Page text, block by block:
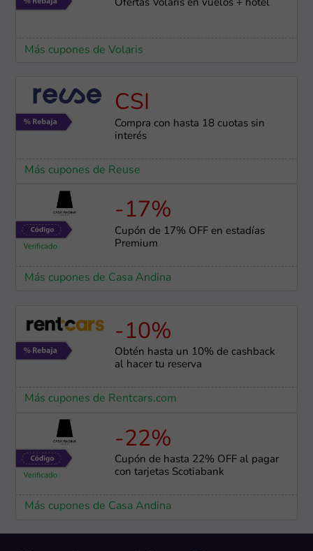
Ofertas Volaris en vuelos + hotel
Más cupones de Volaris
CSI
Compra con hasta 18 cuotas sin
interés
Más cupones de Reuse
-17%
Cupón de 17% OFF en estadías
Premium
Más cupones de Casa Andina
-10%
Obtén hasta un 10% de cashback
al hacer tu reserva
Más cupones de Rentcars.com
-22%
Cupón de hasta 22% OFF al pagar
con tarjetas Scotiabank
Más cupones de Casa Andina